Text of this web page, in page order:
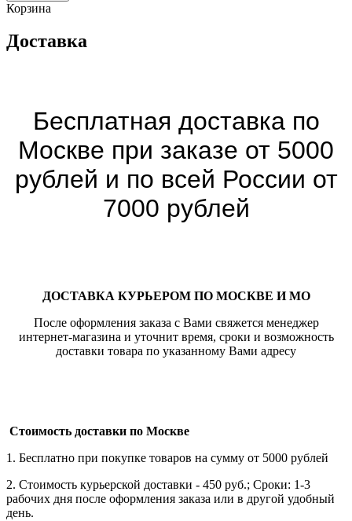
Корзина
Доставка
Бесплатная доставка по
Москве при заказе от 5000
рублей и по всей России от
7000 рублей
ДОСТАВКА КУРЬЕРОМ ПО МОСКВЕ И МО
После оформления заказа с Вами свяжется менеджер
интернет-магазина и уточнит время, сроки и возможность
доставки товара по указанному Вами адресу
Стоимость доставки по Москве
1. Бесплатно при покупке товаров на сумму от 5000 рублей
2. Стоимость курьерской доставки - 450 руб.; Сроки: 1-3
рабочих дня после оформления заказа или в другой удобный
день.